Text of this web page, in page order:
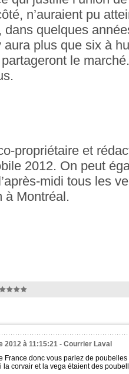
n’auraient pu
dans quelques
aura plus que six à
le
propriétaire et
2012. On peut
midi tous les
à Montréal.
2012 à 11:15:21 - Courrier Laval
France donc vous parlez de
la corvair et la vega étaient des